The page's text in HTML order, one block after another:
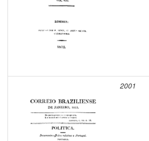
2001